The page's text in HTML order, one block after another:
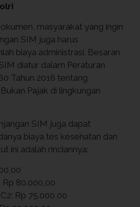
masyarakat yang ingin
SIM juga harus
biaya administrasi. Besaran
diatur dalam Peraturan
Tahun 2016 tentang
Pajak di lingkungan
SIM juga dapat
biaya tes kesehatan dan
ini adalah rinciannya:
Rp 80.000,00
Rp 75.000,00